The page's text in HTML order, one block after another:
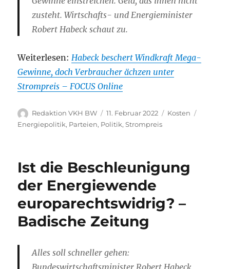
zusteht. Wirtschafts- und Energieminister
Robert Habeck schaut zu.
Weiterlesen:Habeck beschert Windkraft Mega-
Gewinne, doch Verbraucher ächzen unter
Strompreis – FOCUS Online
Autor
Redaktion VKH BW
Veröffentlicht
am
11. Februar 2022 Kategorien
Kosten
Energiepolitik, Parteien, Politik,Strompreis
Ist die Beschleunigung
der Energiewende
europarechtswidrig? –
Badische Zeitung
Alles soll schneller gehen:
Bundeswirtschaftsminister Robert Habeck